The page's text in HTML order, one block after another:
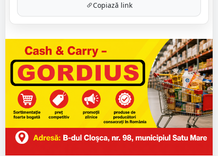
Copiază link